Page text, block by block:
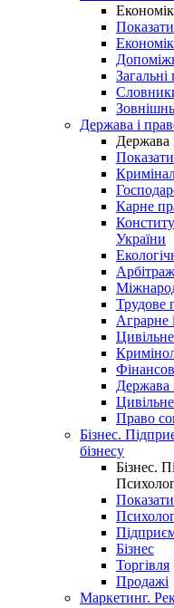
Показати
Держава і
Держава
Показати
Карне
України
Трудове
Аграрне
Держава
Право
Бізнес.
бізнесу
Бізнес.
Показати
Бізнес
Торгівля
Продажі
Маркетинг.